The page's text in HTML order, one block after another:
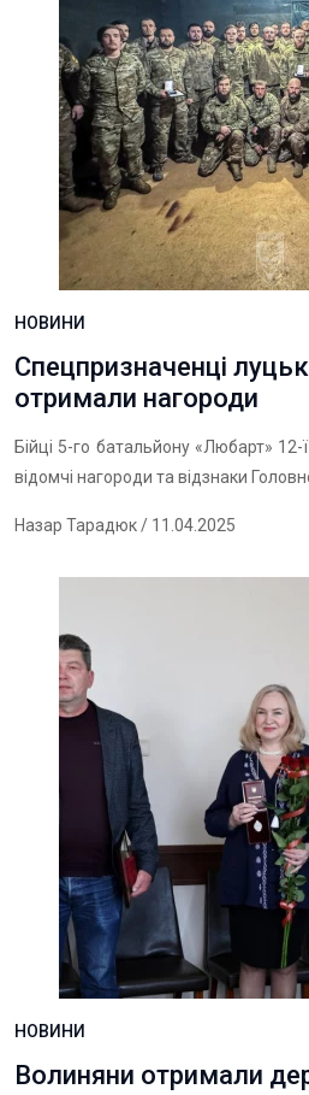
НОВИНИ
Спецпризначенці
отримали нагороди
Бійці 5-го батальйону «Любарт»
відомчі нагороди та відзнаки
Назар Тарадюк/ 11.04.2025
НОВИНИ
Волиняни отримали